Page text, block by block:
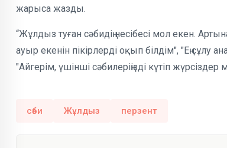
жарыса жазды.
“Жұлдыз туған сәбидің несібесі мол екен.
ауыр екенін пікірлерді оқып білдім", "Ең сұлу
"Айгерім, үшінші сәбилеріңізді күтіп
сәби Жұлдыз перзент